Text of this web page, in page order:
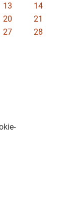
13
14
20
21
27
28